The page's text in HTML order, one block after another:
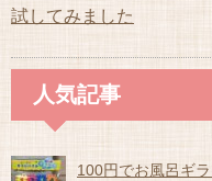
試してみました
人気記事
100円でお風呂ギ